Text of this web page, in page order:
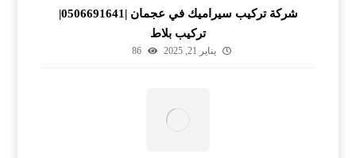
شركة تركيب سيراميك في عجمان |0506691641|
تركيب بلاط
يناير 21, 2025 86